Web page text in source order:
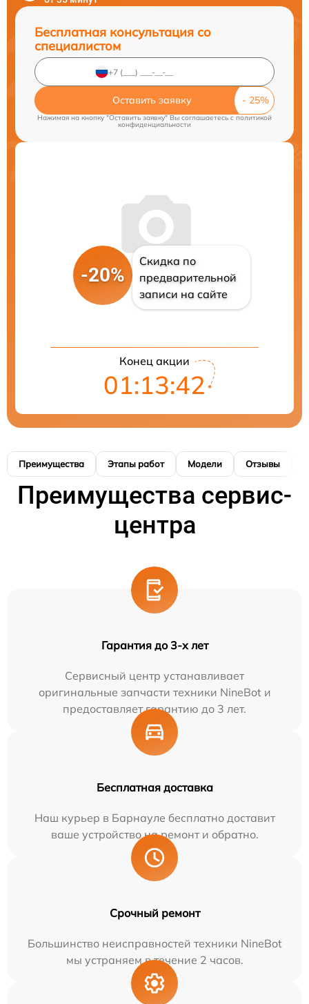
Бесплатная консультация со
специалистом
Оставить заявку
Нажимая на кнопку "Оставить заявку" Вы соглашаетесь c политикой
конфиденциальности
-20%
Скидка по
предварительной
записи на сайте
Конец акции
01:13:41
Преимущества Этапы работ Модели Отзывы
Преимущества сервис-
центра
Гарантия до 3-х лет
Сервисный центр устанавливает
оригинальные запчасти техники NineBot и
предоставляет гарантию до 3 лет.
Бесплатная доставка
Наш курьер в Барнауле бесплатно доставит
ваше устройство на ремонт и обратно.
Срочный ремонт
Большинство неисправностей техники NineBot
мы устраняем в течение 2 часов.